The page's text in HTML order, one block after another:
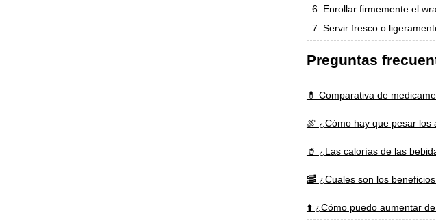
Enrollar firmemente el
Servir fresco o
Preguntas
💊 Comparativa de
🍖 ¿Cómo hay que pesar los
🥤 ¿Las calorías de las
🥓 ¿Cuales son los
⬆️ ¿Cómo puedo aumentar